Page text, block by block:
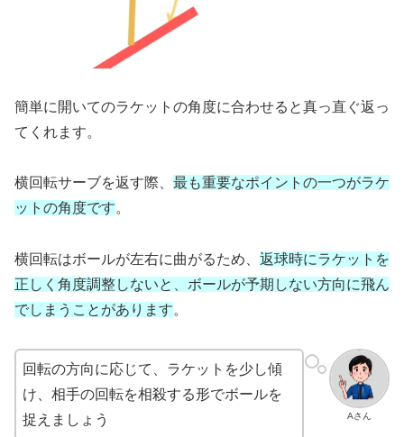
簡単に開いてのラケットの角度に合わせると真っ直ぐ返っ
てくれます。
横回転サーブを返す際、 最も重要なポイントの一つがラケ
ットの角度です。
横回転はボールが左右に曲がるため、 返球時にラケットを
正しく角度調整しないと、ボールが予期しない方向に飛ん
でしまうことがあります。
Aさん
回転の方向に応じて、ラケットを少し傾
け、相手の回転を相殺する形でボールを
捉えましょう